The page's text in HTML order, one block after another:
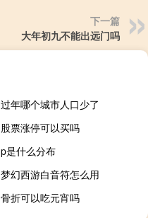
下一篇
大年初九不能出远门吗
过年哪个城市人口少了
股票涨停可以买吗
p是什么分布
梦幻西游白音符怎么用
骨折可以吃元宵吗